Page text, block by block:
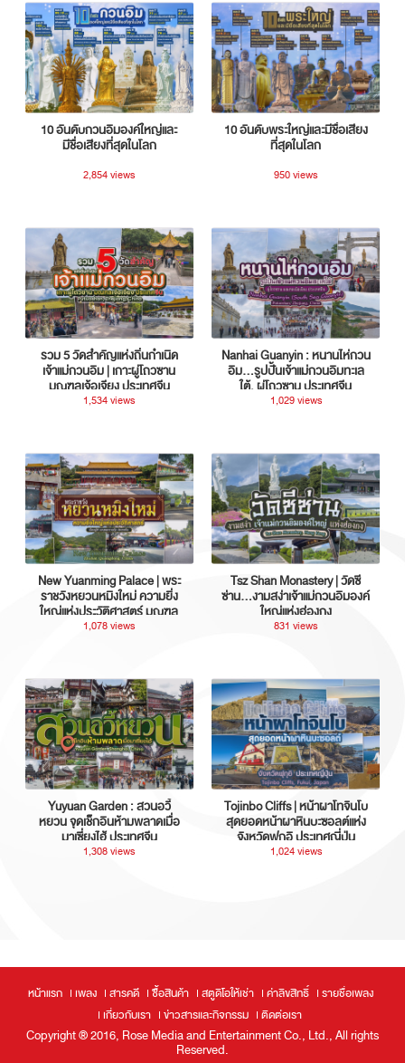
10 อันดับกวนอิมองค์ใหญ่และ
มีชื่อเสียงที่สุดในโลก
2,854 views
10 อันดับพระใหญ่และมีชื่อเสียง
ที่สุดในโลก
950 views
รวม 5 วัดสำคัญแห่งถิ่นกำเนิด
เจ้าแม่กวนอิม | เกาะผู่โถวซาน
มณฑลเจ้อเจียง ประเทศจีน
1,534 views
Nanhai Guanyin : หนานไห่กวน
อิม...รูปปั้นเจ้าแม่กวนอิมทะเล
ใต้, ผู่โถวซาน ประเทศจีน
1,029 views
New Yuanming Palace | พระ
ราชวังหยวนหมิงใหม่ ความยิ่ง
ใหญ่แห่งประวัติศาสตร์ มณฑล
กวางตุ้ง ประเทศจีน
1,078 views
Tsz Shan Monastery | วัดซี
ซ่าน…งามสง่าเจ้าแม่กวนอิมองค์
ใหญ่แห่งฮ่องกง
831 views
Yuyuan Garden : สวนอวี้
หยวน จุดเช็กอินห้ามพลาดเมื่อ
มาเซี่ยงไฮ้ ประเทศจีน
1,308 views
Tojinbo Cliffs | หน้าผาโทจินโบ
สุดยอดหน้าผาหินบะซอลต์แห่ง
จังหวัดฟุกุอิ ประเทศญี่ปุ่น
1,024 views
หน้าแรก เพลง สารคดี ซื้อสินค้า สตูดิโอให้เช่า ค่าลิขสิทธิ์
รายชื่อเพลง
เกี่ยวกับเรา
ข่าวสารและกิจกรรม ติดต่อเรา
Copyright ® 2016, Rose Media and Entertainment Co., Ltd., All rights
Reserved.